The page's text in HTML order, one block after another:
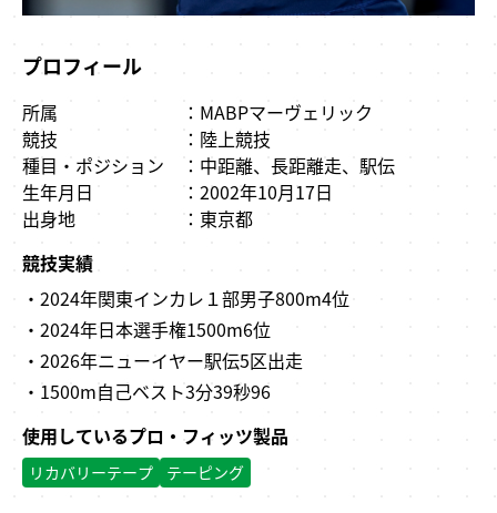
プロフィール
所属
MABPマーヴェリック
競技
陸上競技
種目・ポジション
中距離、長距離走、駅伝
生年月日
2002年10月17日
出身地
東京都
競技実績
2024年関東インカレ１部男子800m4位
2024年日本選手権1500m6位
2026年ニューイヤー駅伝5区出走
1500m自己ベスト3分39秒96
使用しているプロ・フィッツ製品
リカバリーテープ テーピング